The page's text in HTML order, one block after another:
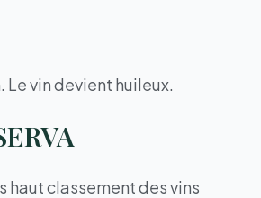
vin devient huileux.
haut classement des vins